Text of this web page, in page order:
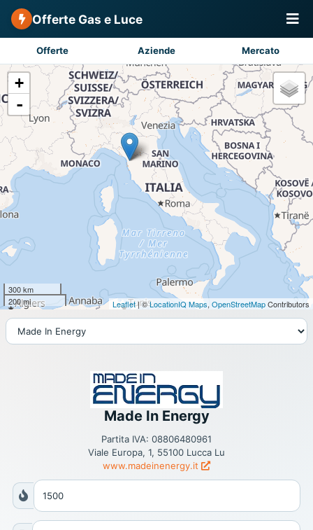
Offerte Gas e Luce
Offerte Aziende Mercato
+
-
300 km
200 mi
Leaflet| ©LocationIQ Maps, OpenStreetMapContributors
Made In Energy
Partita IVA: 08806480961
Viale Europa, 1, 55100 Lucca Lu
www.madeinenergy.it